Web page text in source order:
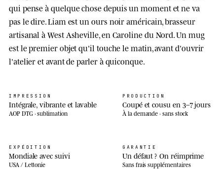
qui pense à quelque chose depuis un moment et ne va
pas le dire. Liam est un ours noir américain, brasseur
artisanal à West Asheville, en Caroline du Nord. Un mug
est le premier objet qu'il touche le matin, avant d'ouvrir
l'atelier et avant de parler à quiconque.
IMPRESSION
Intégrale, vibrante et lavable
AOP DTG · sublimation
PRODUCTION
Coupé et cousu en 3–7 jours
À la demande · sans stock
EXPÉDITION
Mondiale avec suivi
USA / Lettonie
GARANTIE
Un défaut ? On réimprime
Sans frais supplémentaires